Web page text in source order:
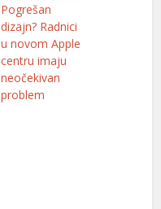
Pogrešan
dizajn? Radnici
u novom Apple
centru imaju
neočekivan
problem